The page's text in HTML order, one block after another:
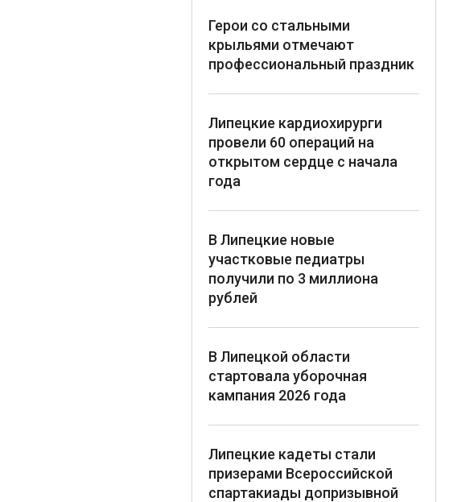
Герои со стальными
крыльями отмечают
профессиональный праздник
Липецкие кардиохирурги
провели 60 операций на
открытом сердце с начала
года
В Липецкие новые
участковые педиатры
получили по 3 миллиона
рублей
В Липецкой области
стартовала уборочная
кампания 2026 года
Липецкие кадеты стали
призерами Всероссийской
спартакиады допризывной